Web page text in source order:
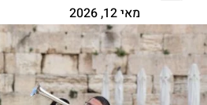
מאי 12, 2026